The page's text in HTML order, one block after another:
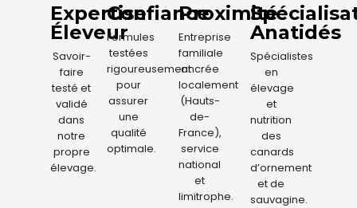
Expertise
Éleveur
Savoir-
faire
testé et
validé
dans
notre
propre
élevage.
Confiance
Formules
testées
rigoureusement
pour
assurer
une
qualité
optimale.
Proximité
Entreprise
familiale
ancrée
localement
(Hauts-
de-
France),
service
national
et
limitrophe.
Anatidés
Spécialistes
en
élevage
et
nutrition
des
canards
d’ornement
et de
sauvagine.